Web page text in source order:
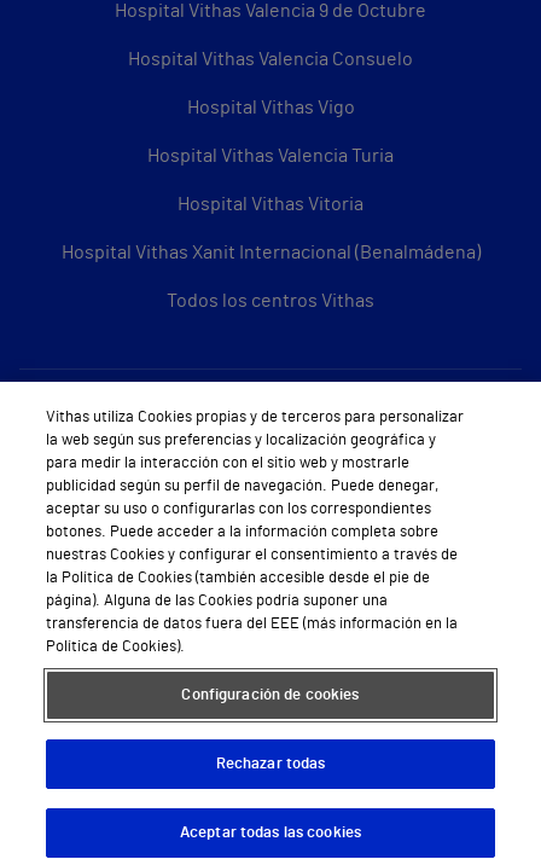
Hospital Vithas Valencia 9 de Octubre
Hospital Vithas Valencia Consuelo
Hospital Vithas Vigo
Hospital Vithas Valencia Turia
Hospital Vithas Vitoria
Hospital Vithas Xanit Internacional (Benalmádena)
Todos los centros Vithas
Sobre Vithas
Quiénes somos
Trabajar en Vithas
Teléfono Cita Médica
Teléfono Atención al Cliente
Política de seguridad y salud en el trabajo
Conoce a Supervita
Aviso Legal Política de cookies Política de privacidad Mapa web Protección de datos
Descargar App
Vithas utiliza Cookies propias y de terceros para personalizar
la web según sus preferencias y localización geográfica y
para medir la interacción con el sitio web y mostrarle
publicidad según su perfil de navegación. Puede denegar,
aceptar su uso o configurarlas con los correspondientes
botones. Puede acceder a la información completa sobre
nuestras Cookies y configurar el consentimiento a través de
la Política de Cookies (también accesible desde el pie de
página). Alguna de las Cookies podría suponer una
transferencia de datos fuera del EEE (más información en la
Política de Cookies).
Configuración de cookies
Rechazar todas
Aceptar todas las cookies